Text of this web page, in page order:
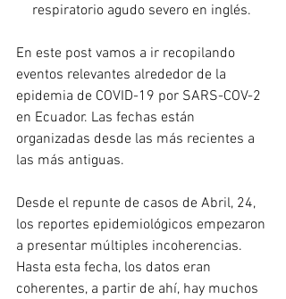
respiratorio agudo severo en inglés.
En este post vamos a ir recopilando
eventos relevantes alrededor de la
epidemia de COVID-19 por SARS-COV-2
en Ecuador. Las fechas están
organizadas desde las más recientes a
las más antiguas.
Desde el repunte de casos de Abril, 24,
los reportes epidemiológicos empezaron
a presentar múltiples incoherencias.
Hasta esta fecha, los datos eran
coherentes, a partir de ahí, hay muchos